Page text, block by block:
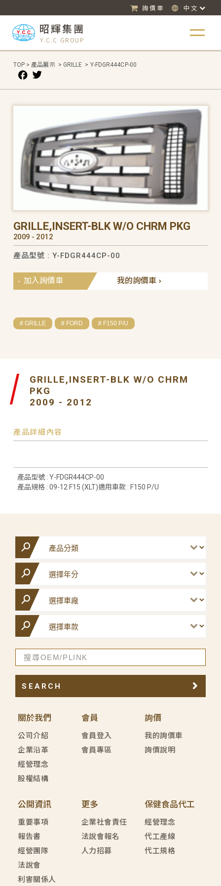
詢價車 中文
昭輝集團
Y.C.C GROUP
TOP > 產品展示 > GRILLE > Y-FDGR444CP-00
GRILLE,INSERT-BLK W/O CHRM PKG
2009 - 2012
產品型號 : Y-FDGR444CP-00
我的詢價車
加入詢價車
# GRILLE # FORD # F150 P/U
GRILLE,INSERT-BLK W/O CHRM
PKG
2009 - 2012
產品詳細內容
產品型號 : Y-FDGR444CP-00
產品規格 : 09-12 F15 (XLT)適用車款 : F150 P/U
關於我們
公司介紹
企業沿革
經營理念
股權結構
會員
會員登入
會員專區
詢價
我的詢價車
詢價說明
公開資訊
重要事項
報告書
經營團隊
法說會
利害關係人
更多
企業社會責任
法說會報名
人力招募
保健食品代工
經營理念
代工產線
代工規格
SEARCH